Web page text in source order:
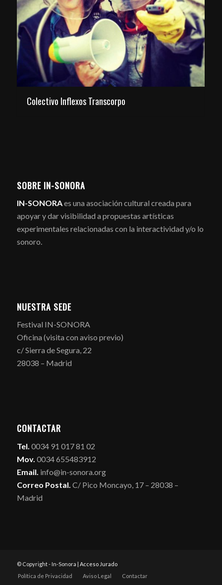
Colectivo Inflexos Transcorpo
SOBRE IN-SONORA
IN-SONORAes una asociación cultural creada para
apoyar y dar visibilidad a propuestas artísticas
experimentales relacionadas con la interactividad y/o lo
sonoro.
NUESTRA SEDE
Festival IN-SONORA
Oficina (visita con aviso previo)
c/ Sierra de Segura, 22
28038 – Madrid
CONTACTAR
Tel. 0034 91 017 81 02
Mov. 0034 655483912
Email. info@in-sonora.org
Correo Postal. C/ Pico Moncayo, 17 – 28038 –
Madrid
© Copyright - In-Sonora | Acceso Jurado
Política de Privacidad
Aviso Legal Contactar